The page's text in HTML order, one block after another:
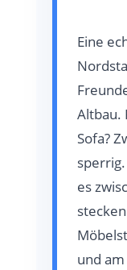
Eine
Altbau.
Sofa?
es
und